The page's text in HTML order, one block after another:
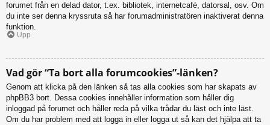
forumet från en delad dator, t.ex. bibliotek, internetcafé, datorsal, osv. Om
du inte ser denna kryssruta så har forumadministratören inaktiverat denna
funktion.
Upp
Vad gör “Ta bort alla forumcookies”-länken?
Genom att klicka på den länken så tas alla cookies som har skapats av
phpBB3 bort. Dessa cookies innehåller information som håller dig
inloggad på forumet och håller reda på vilka trådar du läst och inte läst.
Om du har problem med att logga in eller logga ut så kan det hjälpa att ta